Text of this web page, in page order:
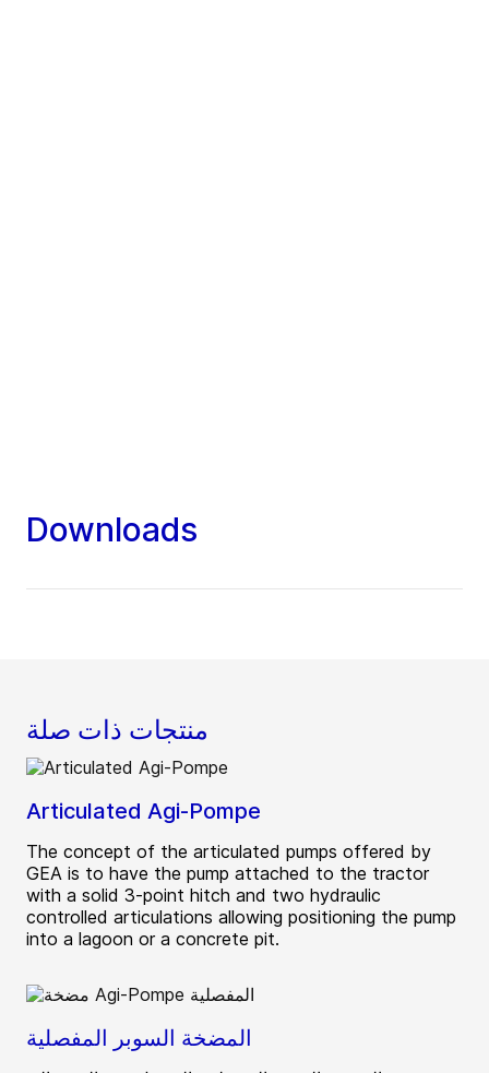
Downloads
منتجات ذات صلة
Articulated Agi-Pompe
The concept of the articulated pumps offered by
GEA is to have the pump attached to the tractor
with a solid 3-point hitch and two hydraulic
controlled articulations allowing positioning the pump
into a lagoon or a concrete pit.
المضخة السوبر المفصلية